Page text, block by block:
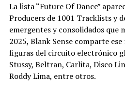
La lista “Future Of Dance”
Producers de 1001 Tracklists y
emergentes y consolidados que
2025, Blank Sense comparte
figuras del circuito electrónico
Stussy, Beltran, Carlita, Disco
Roddy Lima, entre otros.